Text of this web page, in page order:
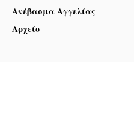
Ανέβασμα Αγγελίας
Αρχείο